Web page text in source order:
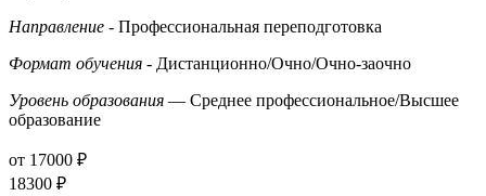
Направление - Профессиональная переподготовка
Формат обучения - Дистанционно/Очно/Очно-заочно
Уровень образования — Среднее профессиональное/Высшее
образование
от 17000 ₽
18300 ₽